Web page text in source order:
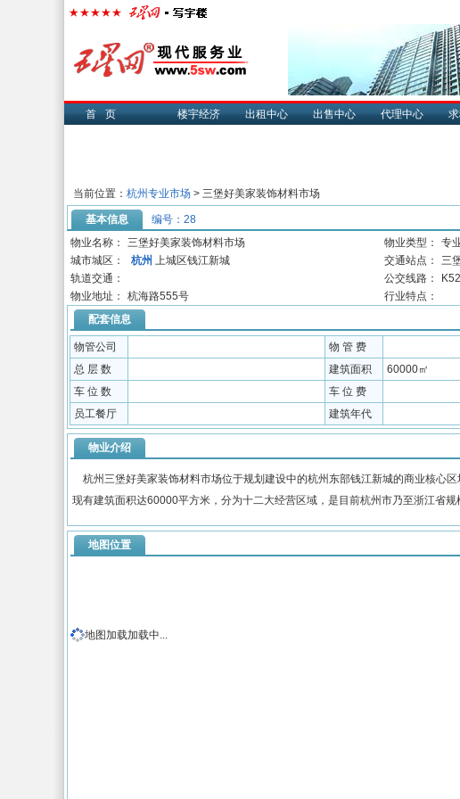
首页 楼宇经济 出租中心 出售中心 代理中心
当前位置： 杭州专业市场 > 三堡好美家装饰材料市场
基本信息 编号：28
物业名称：
三堡好美家装饰材料市场 物业类型：
专
城市城区：
杭州 上城区钱江新城 交通站点：
三
轨道交通：
公交线路：
物业地址：
杭海路555号
行业特点：
配套信息
物管公司 物 管 费
总 层 数
建筑面积 60000㎡
车 位 数
车 位 费
员工餐厅
建筑年代
物业介绍
杭州三堡好美家装饰材料市场位于规划建设中的杭州东部钱江新城的商业核心
现有建筑面积达60000平方米，分为十二大经营区域，是目前杭州市乃至浙江省
地图位置
地图加载加载中...